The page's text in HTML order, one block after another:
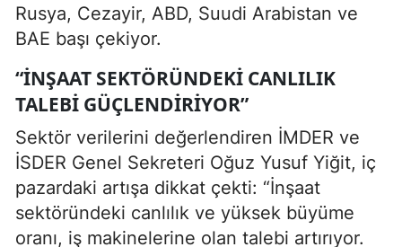
Rusya, Cezayir, ABD, Suudi Arabistan ve
BAE başı çekiyor.
“İNŞAAT SEKTÖRÜNDEKI CANLILIK
TALEBI GÜÇLENDIRIYOR”
Sektör verilerini değerlendiren İMDER ve
İSDER Genel Sekreteri Oğuz Yusuf Yiğit, iç
pazardaki artışa dikkat çekti: “İnşaat
sektöründeki canlılık ve yüksek büyüme
oranı, iş makinelerine olan talebi artırıyor.